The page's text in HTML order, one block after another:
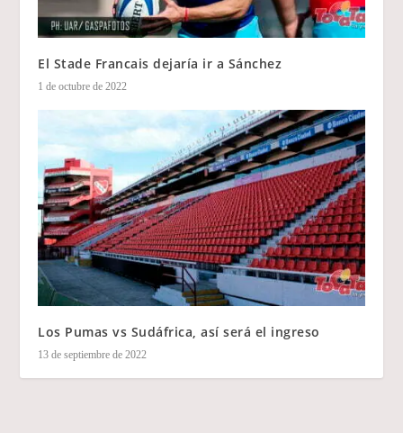
El Stade Francais dejaría ir a Sánchez
1 de octubre de 2022
Los Pumas vs Sudáfrica, así será el ingreso
13 de septiembre de 2022